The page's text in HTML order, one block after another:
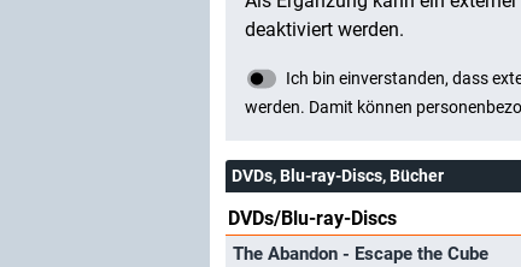
DVDs, Blu-ray-Discs, Bücher
DVDs/Blu-ray-Discs
The Abandon - Escape the Cube